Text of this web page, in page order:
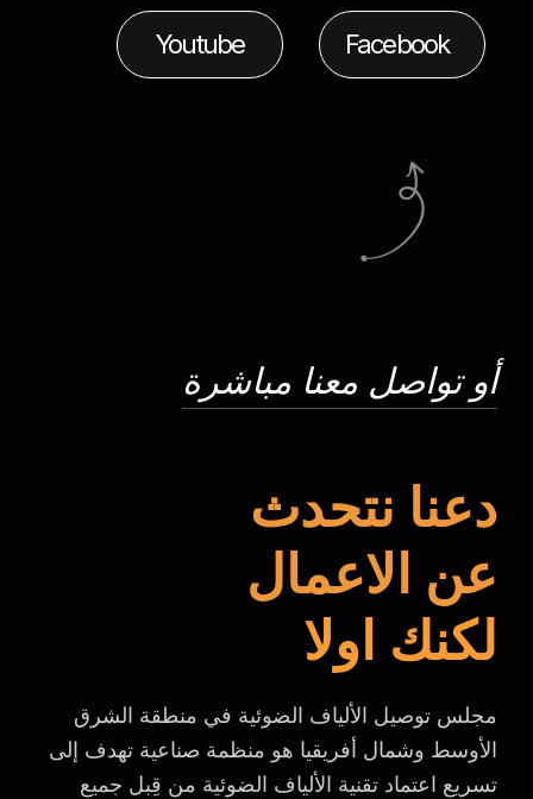
Facebook
Youtube
أو تواصل معنا مباشرة
دعنا نتحدث
عن الاعمال
لكنك اولا
مجلس توصيل الألياف الضوئية في منطقة الشرق
الأوسط وشمال أفريقيا هو منظمة صناعية تهدف إلى
تسريع اعتماد تقنية الألياف الضوئية من قِبل جميع